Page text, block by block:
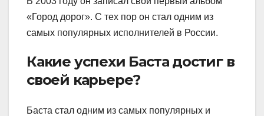
«Город дорог». С тех пор он стал одним из
самых популярных исполнителей в России.
Какие успехи Баста достиг в
своей карьере?
Баста стал одним из самых популярных и